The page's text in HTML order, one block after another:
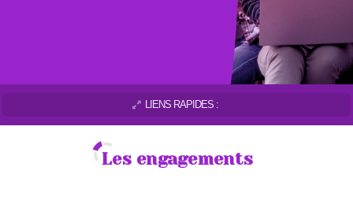
LIENS RAPIDES :
Les engagements